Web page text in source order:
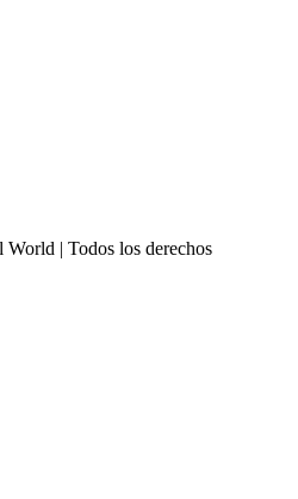
| Todos los derechos